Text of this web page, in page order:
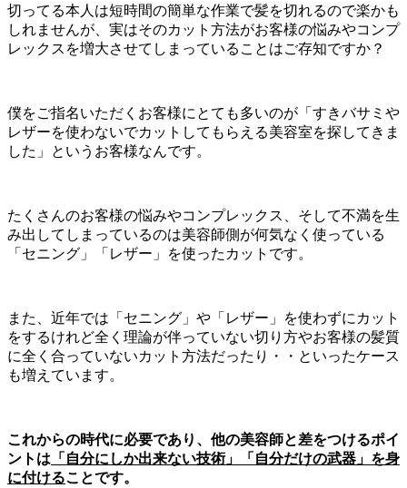
切ってる本人は短時間の簡単な作業で髪を切れるので楽かも
しれませんが、実はそのカット方法がお客様の悩みやコンプ
レックスを増大させてしまっていることはご存知ですか？
僕をご指名いただくお客様にとても多いのが「すきバサミや
レザーを使わないでカットしてもらえる美容室を探してきま
した」というお客様なんです。
たくさんのお客様の悩みやコンプレックス、そして不満を生
み出してしまっているのは美容師側が何気なく使っている
「セニング」「レザー」を使ったカットです。
また、近年では「セニング」や「レザー」を使わずにカット
をするけれど全く理論が伴っていない切り方やお客様の髪質
に全く合っていないカット方法だったり・・といったケース
も増えています。
これからの時代に必要であり、他の美容師と差をつけるポイ
ントは 「自分にしか出来ない技術」「自分だけの武器」を身
に付けることです。